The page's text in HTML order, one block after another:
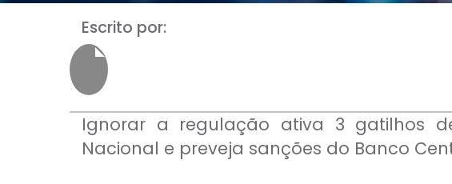
Escrito por:
Ignorar a regulação ativa 3 gatilhos
Nacional e preveja sanções do Banco